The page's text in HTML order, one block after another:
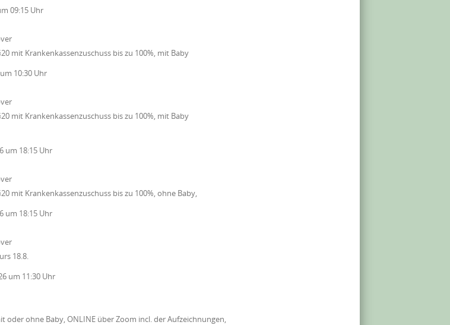
09:15 Uhr
mit Krankenkassenzuschuss bis zu 100%, mit Baby
um 10:30 Uhr
mit Krankenkassenzuschuss bis zu 100%, mit Baby
um 18:15 Uhr
mit Krankenkassenzuschuss bis zu 100%, ohne Baby,
um 18:15 Uhr
18.8.
um 11:30 Uhr
oder ohne Baby, ONLINE über Zoom incl. der Aufzeichnungen,